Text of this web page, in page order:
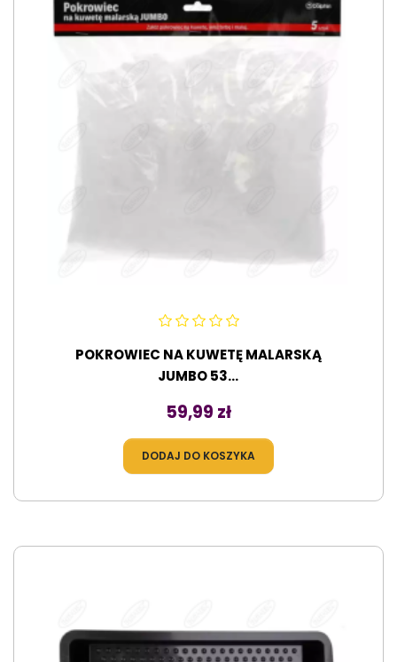
POKROWIEC NA KUWETĘ MALARSKĄ
JUMBO 53...
Cena
59,99 zł
DODAJ DO KOSZYKA